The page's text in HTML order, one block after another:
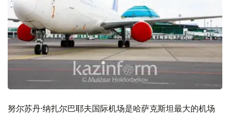
努尔苏丹·纳扎尔巴耶夫国际机场是哈萨克斯坦最大的机场